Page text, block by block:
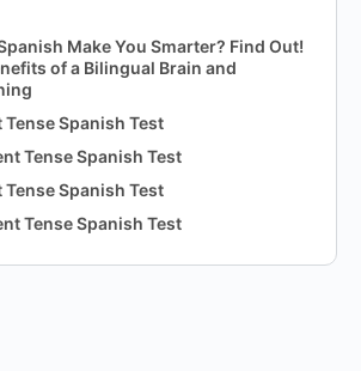
Make You Smarter? Find Out!
of a Bilingual Brain and
Tense Spanish Test
Tense Spanish Test
Tense Spanish Test
Tense Spanish Test